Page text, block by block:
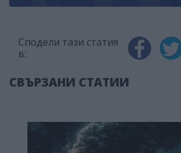
Сподели тази статия
в:
СВЪРЗАНИ СТАТИИ